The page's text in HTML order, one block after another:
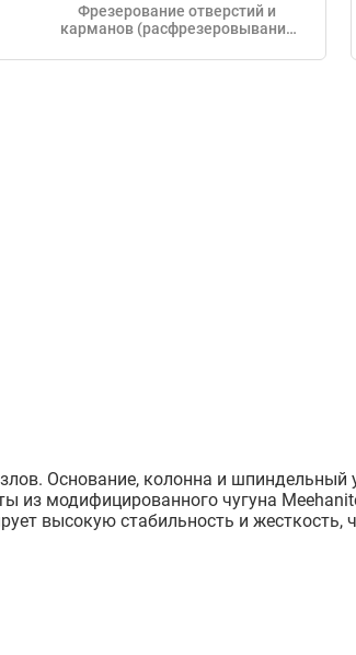
Фрезерование отверстий и
карманов (расфрезеровывание
Основание, колонна и
модифицированного чугуна
высокую стабильность и